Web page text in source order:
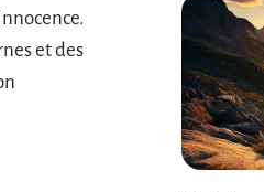
et des